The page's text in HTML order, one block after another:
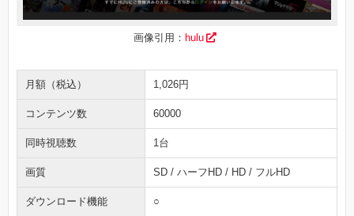
画像引用： hulu
月額（税込） 1,026円
コンテンツ数 60000
同時視聴数 1台
画質 SD / ハーフHD / HD / フルHD
ダウンロード機能 ○